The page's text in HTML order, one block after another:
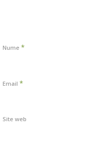
Nume *
Email *
Site web